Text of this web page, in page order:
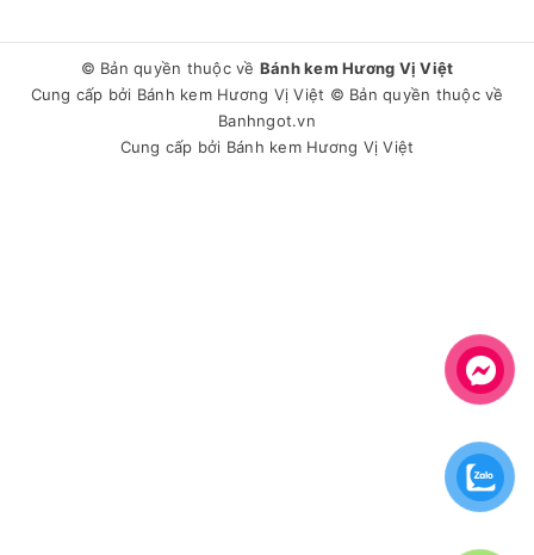
© Bản quyền thuộc về Bánh kem Hương Vị Việt
Cung cấp bởi Bánh kem Hương Vị Việt © Bản quyền thuộc về
Banhngot.vn
Cung cấp bởi Bánh kem Hương Vị Việt